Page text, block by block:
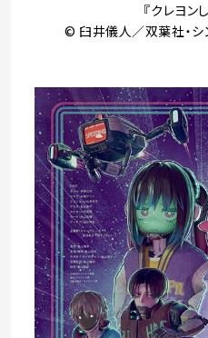
『クレヨン
© 臼井儀人／双葉社・シ